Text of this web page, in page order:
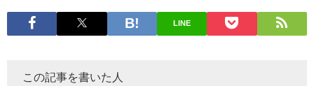
LINE
この記事を書いた人